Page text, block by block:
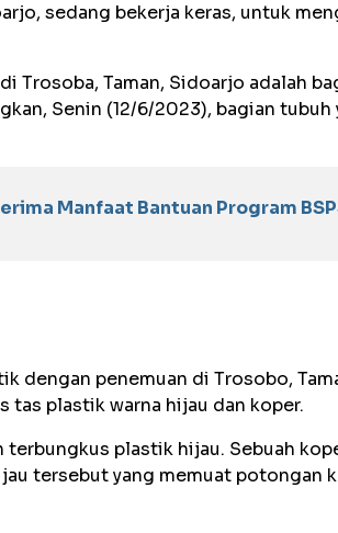
sedang bekerja keras, untuk
Trosoba, Taman, Sidoarjo adalah
Senin (12/6/2023), bagian tubuh
Manfaat Bantuan Program
dengan penemuan di Trosobo,
tas plastik warna hijau dan koper.
plastik hijau. Sebuah
tersebut yang memuat potongan